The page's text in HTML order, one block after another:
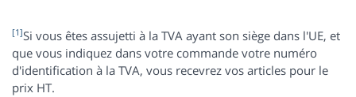
[1]Si vous êtes assujetti à la TVA ayant son siège dans l'UE, et
que vous indiquez dans votre commande votre numéro
d'identification à la TVA, vous recevrez vos articles pour le
prix HT.